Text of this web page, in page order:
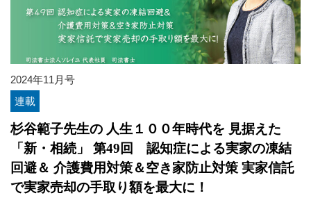
2024年11月号
連載
杉谷範子先生の 人生１００年時代を 見据えた
「新・相続」 第49回 認知症による実家の凍結
回避＆ 介護費用対策＆空き家防止対策 実家信託
で実家売却の手取り額を最大に！